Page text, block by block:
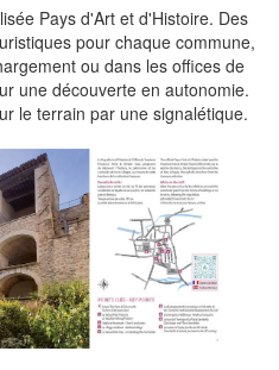
Pays d'Art et d'Histoire. Des
pour chaque commune,
ou dans les offices de
une découverte en autonomie.
le terrain par une signalétique.